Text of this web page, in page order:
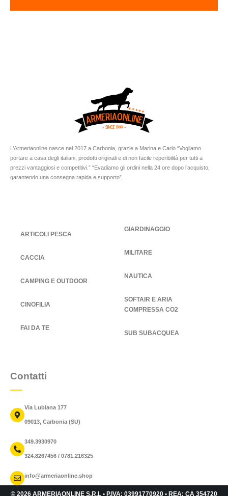
L’Armeriaonline nasce nel 2017 a Carbonia, grazie a Marina e Carlo “Vogliamo
portare a casa degli italiani, prodotti originali e di non facile reperibilità per tutti a
prezzi vantaggiosi e competitivi.” “Evadiamo gli ordini nella 24 ore dopo l’acquisto,
garantendo una consegna rapida e supporto”.
ARTICOLI PESCA
CACCIA
CAMPING E OUTDOOR
CINOFILIA
FAI DA TE
GIARDINAGGIO
MILITARE
NAUTICA
SOFTAIR E ARIA
COMPRESSA CO2
SUB SUBACQUEA
Contatti
Via Lubiana 177
09013, Carbonia (SU)
349.3930970
324.8267456 / 0781.216325
info@armeriaonline.shop
© 2026 ARMERIAONLINE S.R.L • P.IVA: 03991770920 • REA: CA 354720